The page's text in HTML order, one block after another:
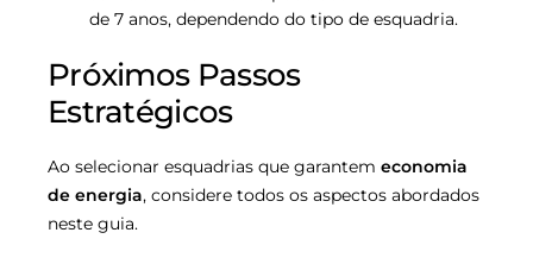
de 7 anos, dependendo do tipo de esquadria.
Próximos Passos
Estratégicos
Ao selecionar esquadrias que garantem economia
de energia, considere todos os aspectos abordados
neste guia.